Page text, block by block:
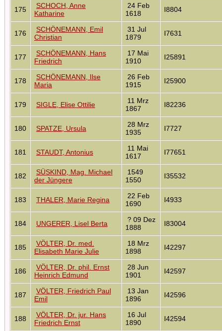
175
SCHOCH, Anne
Katharine
24 Feb
1618
I8804
176
SCHÖNEMANN, Emil
Christian
31 Jul
1879
I7631
177
SCHÖNEMANN, Hans
Friedrich
17 Mai
1910
I25891
178
SCHÖNEMANN, Ilse
Maria
26 Feb
1915
I25900
179 SIGLE, Elise Ottilie
11 Mrz
1867
I82236
180 SPATZE, Ursula
28 Mrz
1935
I7727
181 STAUDT, Antonius
11 Mai
1617
I77651
182
SÜSKIND, Mag. Michael
der Jüngere
1549
1550
I35532
183 THALER, Marie Regina
22 Feb
1690
I4933
184 UNGERER, Lisel Berta
? 09 Dez
1888
I83004
185
VÖLTER, Dr. med.
Elisabeth Marie Julie
18 Mrz
1898
I42297
186
VÖLTER, Dr. phil. Ernst
Heinrich Edmund
28 Jun
1901
I42597
187
VÖLTER, Friedrich Paul
Emil
13 Jan
1896
I42596
188
VÖLTER, Dr. jur. Hans
Friedrich Ernst
16 Jul
1890
I42594